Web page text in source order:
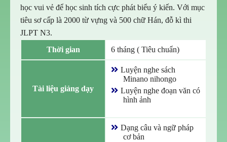
học vui vẻ để học sinh tích cực phát biểu ý kiến. Với mục
tiêu sơ cấp là 2000 từ vựng và 500 chữ Hán, đỗ kì thi
JLPT N3.
Thời gian
6 tháng ( Tiêu chuẩn)
Tài liệu giảng dạy
Luyện nghe sách
Minano nihongo
Luyện nghe đoạn văn có
hình ảnh
Dạng câu và ngữ pháp
cơ bản